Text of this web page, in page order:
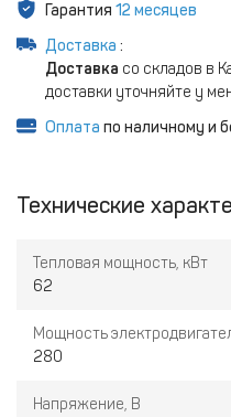
Гарантия 12 месяцев
Доставка :
Доставка со складов в
доставки уточняйте у
Оплата по наличному и
Технические
Тепловая мощность, кВт
62
Мощность
280
Напряжение, В